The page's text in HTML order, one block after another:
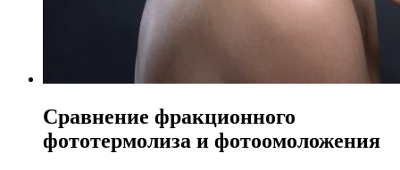
Сравнение фракционного
фототермолиза и фотоомоложения